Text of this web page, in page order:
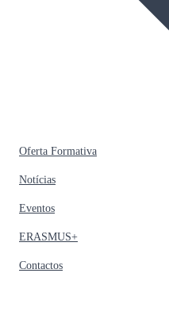
Oferta Formativa
Notícias
Eventos
ERASMUS+
Contactos